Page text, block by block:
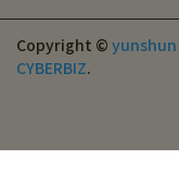
Copyright © yunshun
CYBERBIZ.